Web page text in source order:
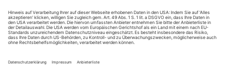
obras de teatro de impactantes puestas en escena. Es ya...
Im Neurosenparadies